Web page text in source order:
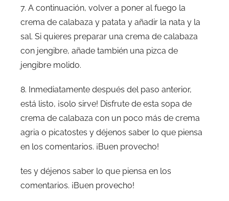
7. A continuación, volver a poner al fuego la
crema de calabaza y patata y añadir la nata y la
sal. Si quieres preparar una crema de calabaza
con jengibre, añade también una pizca de
jengibre molido.
8. Inmediatamente después del paso anterior,
está listo, ¡solo sirve! Disfrute de esta sopa de
crema de calabaza con un poco más de crema
agria o picatostes y déjenos saber lo que piensa
en los comentarios. ¡Buen provecho!
tes y déjenos saber lo que piensa en los
comentarios. ¡Buen provecho!